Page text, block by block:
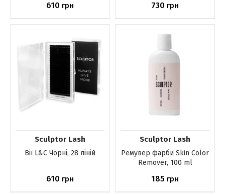
610 грн 730 грн
Sculptor Lash
Вії L&C Чорні, 28 ліній
610 грн
Sculptor Lash
Ремувер фарби Skin Color
Remover, 100 ml
185 грн